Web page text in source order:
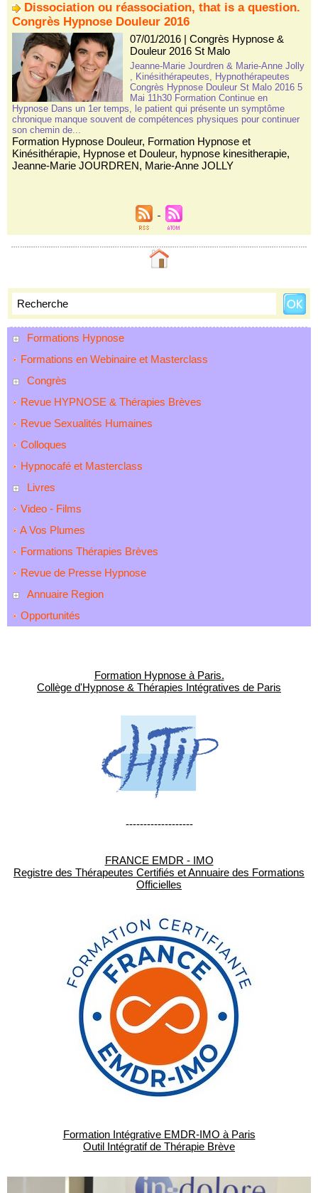
Formations Hypnose
Formations en Webinaire et Masterclass
Congrès
Revue HYPNOSE & Thérapies Brèves
Revue Sexualités Humaines
Colloques
Hypnocafé et Masterclass
Livres
Video - Films
A Vos Plumes
Formations Thérapies Brèves
Revue de Presse Hypnose
Annuaire Region
Opportunités
Formation Hypnose à Paris.
Collège d'Hypnose & Thérapies Intégratives de Paris
-------------------
FRANCE EMDR - IMO
Registre des Thérapeutes Certifiés et Annuaire des Formations
Officielles
Formation Intégrative EMDR-IMO à Paris
Outil Intégratif de Thérapie Brève
Dissociation ou réassociation, that is a question.
Congrès Hypnose Douleur 2016
07/01/2016| Congrès Hypnose &
Douleur 2016 St Malo
Jeanne-Marie Jourdren & Marie-Anne Jolly
, Kinésithérapeutes, Hypnothérapeutes
Congrès Hypnose Douleur St Malo 2016 5
Mai 11h30 Formation Continue en
Hypnose Dans un 1er temps, le patient qui présente un symptôme
chronique manque souvent de compétences physiques pour continuer
son chemin de...
Formation Hypnose Douleur, Formation Hypnose et
Kinésithérapie, Hypnose et Douleur, hypnose kinesitherapie,
Jeanne-Marie JOURDREN, Marie-Anne JOLLY